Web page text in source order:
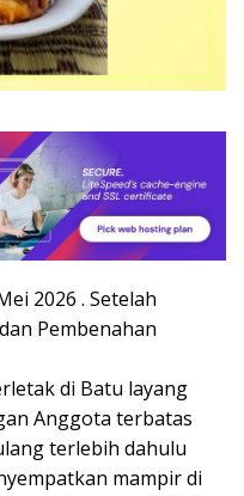
2026 . Setelah
Pembenahan
di Batu layang
Anggota terbatas
terlebih dahulu
mampir di